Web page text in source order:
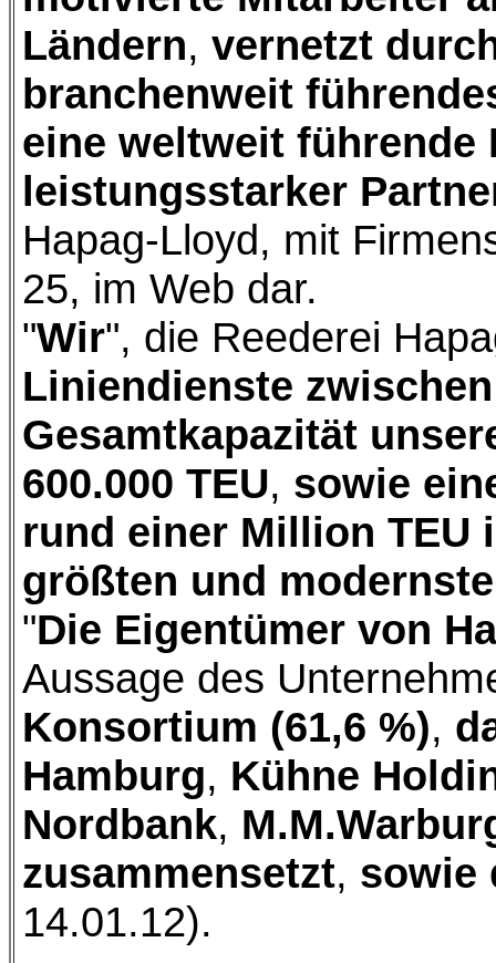
Ländern, vernetzt
branchenweit
eine weltweit führende
leistungsstarker
Hapag-Lloyd, mit
25, im Web dar.
"Wir", die Reederei
Liniendienste
Gesamtkapazität
600.000 TEU, sowie
rund einer Million TEU
größten und
"Die Eigentümer von
Aussage des
Konsortium (61,6 %),
Hamburg, Kühne
Nordbank,
zusammensetzt, sowie
14.01.12).